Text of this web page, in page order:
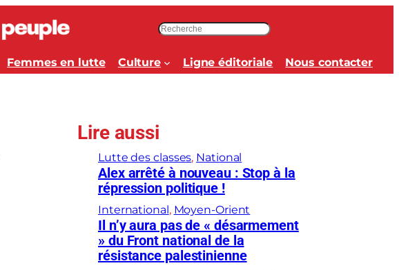
c
h
h
r
Femmes en lutte Culture Ligne éditoriale Nous contacter
Lire aussi
Lutte des classes, National
Alex arrêté à nouveau : Stop à la
répression politique !
International, Moyen-Orient
Il n’y aura pas de « désarmement
» du Front national de la
résistance palestinienne